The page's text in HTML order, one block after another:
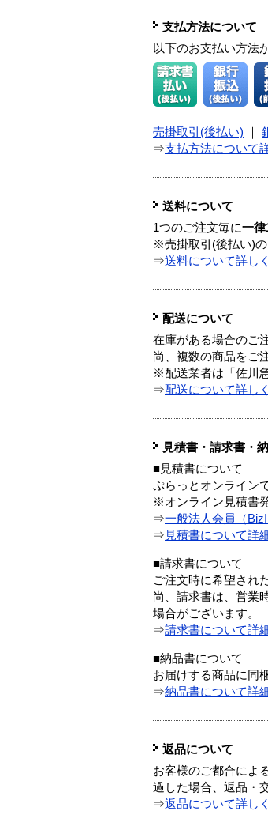
支払方法について
以下のお支払い方法
売掛取引(後払い)
⇒支払方法について
送料について
1つのご注文毎に一律
※売掛取引(後払い)の
⇒送料について詳し
配送について
在庫がある場合のご
尚、複数の商品をご
※配送業者は「佐川
⇒配送について詳し
見積書・請求書・
■見積書について
ぷらっとオンライン
※オンライン見積書
⇒一般法人会員（
⇒ 見積書について詳
■請求書について
ご注文時に希望され
尚、請求書は、営業
場合がございます。
⇒請求書について詳
■納品書について
お届けする商品に同
⇒納品書について詳
返品について
お客様のご都合によ
過した場合、返品・
⇒返品について詳し